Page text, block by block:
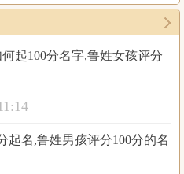
得通透、磊落。
朝阳就是早晨的太阳，温
。希望孩子性格像朝阳一
边的人带来温暖和力量。
起100分名字,鲁姓女孩评分
起名,鲁姓男孩评分100分的名